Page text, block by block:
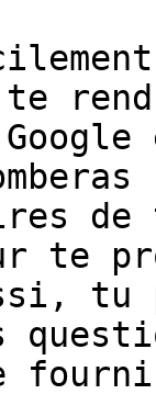
te
tu